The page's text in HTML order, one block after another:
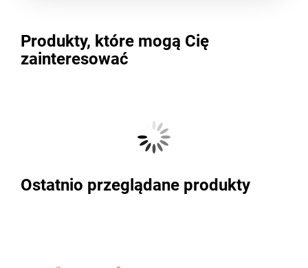
Produkty, które mogą Cię
zainteresować
Ostatnio przeglądane produkty